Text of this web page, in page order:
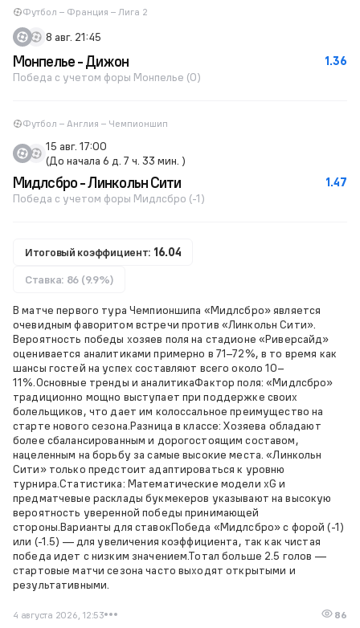
Футбол – Франция – Лига 2
8 авг. 21:45
1.36
Монпелье - Дижон
Победа с учетом форы Монпелье (0)
Футбол – Англия – Чемпионшип
15 авг. 17:00
(До начала 6 д. 7 ч. 33 мин. )
1.47
Мидлсбро - Линкольн Сити
Победа с учетом форы Мидлсбро (-1)
Итоговый коэффициент: 16.04
Ставка: 86 (9.9%)
В матче первого тура Чемпионшипа «Мидлсбро» является
очевидным фаворитом встречи против «Линкольн Сити».
Вероятность победы хозяев поля на стадионе «Риверсайд»
оценивается аналитиками примерно в 71–72%, в то время как
шансы гостей на успех составляют всего около 10–
11%.Основные тренды и аналитикаФактор поля: «Мидлсбро»
традиционно мощно выступает при поддержке своих
болельщиков, что дает им колоссальное преимущество на
старте нового сезона.Разница в классе: Хозяева обладают
более сбалансированным и дорогостоящим составом,
нацеленным на борьбу за самые высокие места. «Линкольн
Сити» только предстоит адаптироваться к уровню
турнира.Статистика: Математические модели xG и
предматчевые расклады букмекеров указывают на высокую
вероятность уверенной победы принимающей
стороны.Варианты для ставокПобеда «Мидлсбро» с форой (-1)
или (-1.5) — для увеличения коэффициента, так как чистая
победа идет с низким значением.Тотал больше 2.5 голов —
стартовые матчи сезона часто выходят открытыми и
результативными.
4 августа 2026, 12:53 86